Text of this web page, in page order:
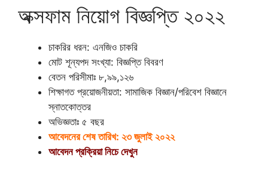
অক্সফাম নিয়োগ বিজ্ঞপ্তি ২০২২
চাকরির ধরন: এনজিও চাকরি
মোট শূন্যপদ সংখ্যা: বিজ্ঞপ্তি বিবরণ
বেতন পরিসীমাঃ ৮,৯৯,১২৬
শিক্ষাগত প্রয়োজনীয়তা: সামাজিক বিজ্ঞান/পরিবেশ বিজ্ঞানে
স্নাতকোত্তর
অভিজ্ঞতাঃ ৫ বছর
আবেদনের শেষ তারিখ: ২৩ জুলাই ২০২২
আবেদন প্রক্রিয়া নিচে দেখুন